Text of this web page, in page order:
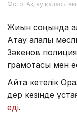
Фото: Ақтау қаласы
Жиын соңында
Ақтау қалалық
Зәкенов полиция
грамотасы мен
Айта кетелік
дер кезінде
еді.